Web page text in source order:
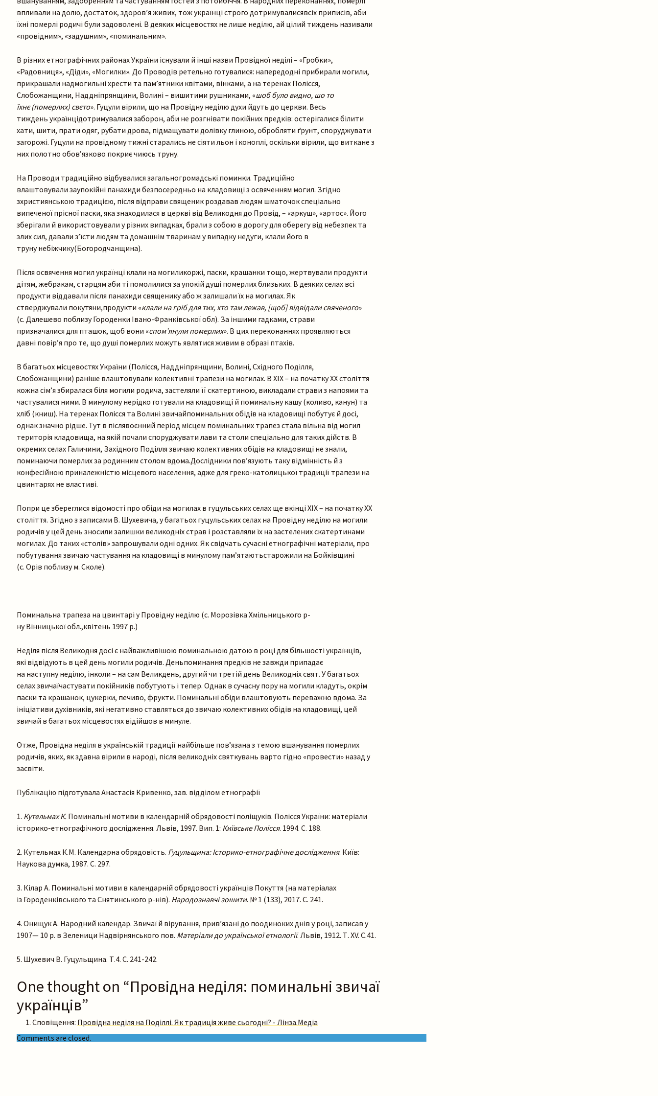
впливали на долю, достаток, здоров’я живих, тож українці строго дотримувалисявсіх приписів, аби
їхні померлі родичі були задоволені. В деяких місцевостях не лише неділю, ай цілий тиждень називали
«провідним», «задушним», «поминальним».
В різних етнографічних районах України існували й інші назви Провідної неділі – «Гробки»,
«Радовниця», «Діди», «Могилки». До Проводів ретельно готувалися: напередодні прибирали могили,
прикрашали надмогильні хрести та пам’ятники квітами, вінками, а на теренах Полісся,
Слобожанщини, Наддніпрянщини, Волині – вишитими рушниками, «шоббуло видно, шо то
їхнє(померлих) свєто». Гуцули вірили, що на Провідну неділю духи йдуть до церкви. Весь
тиждень українцідотримувалися заборон, аби не розгнівати покійних предків: остерігалися білити
хати, шити, прати одяг, рубати дрова, підмащувати долівку глиною, обробляти ґрунт, споруджувати
загорожі. Гуцули на провідному тижні старались не сіяти льон і коноплі, оскільки вірили, що виткане з
них полотно обов’язково покриє чиюсь труну.
На Проводи традиційно відбувалися загальногромадські поминки. Традиційно
влаштовували заупокійні панахиди безпосередньо на кладовищі з освяченням могил. Згідно
зхристиянською традицією, після відправи священик роздавав людям шматочок спеціально
випеченої прісної паски, яка знаходилася в церкві від Великодня до Провід, – «аркуш», «артос». Його
зберігали й використовували у різних випадках, брали з собою в дорогу для оберегу від небезпек та
злих сил, давали з’їсти людям та домашнім тваринам у випадку недуги, клали його в
труну небіжчику(Богородчанщина).
Після освячення могил українці клали на могиликоржі, паски, крашанки тощо, жертвували продукти
дітям, жебракам, старцям аби ті помолилися за упокій душі померлих близьких. В деяких селах всі
продукти віддавали після панахиди священику або ж залишали їх на могилах. Як
стверджували покутяни,продукти «клали на гріб для тих, хто там лежав, [щоб] відвідали свяченого»
(с. Далешево поблизу Городенки Івано-Франківської обл). За іншими гадками, страви
призначалися для пташок, щоб вони «спом’янулипомерлих». В цих переконаннях проявляються
давні повір’я про те, що душі померлих можуть являтися живим в образі птахів.
В багатьох місцевостях України (Полісся, Наддніпрянщини, Волині, Східного Поділля,
Слобожанщини) раніше влаштовували колективні трапези на могилах. В ХІХ – на початку ХХ століття
кожна сім’я збиралася біля могили родича, застеляли її скатертиною, викладали страви з напоями та
частувалися ними. В минулому нерідко готували на кладовищі й поминальну кашу (коливо, канун) та
хліб (книш). На теренах Полісся та Волині звичайпоминальних обідів на кладовищі побутує й досі,
однак значно рідше. Тут в післявоєнний період місцем поминальних трапез стала вільна від могил
територія кладовища, на якій почали споруджувати лави та столи спеціально для таких дійств. В
окремих селах Галичини, Західного Поділля звичаю колективних обідів на кладовищі не знали,
поминаючи померлих за родинним столом вдома.Дослідники пов’язують таку відмінність й з
конфесійною приналежністю місцевого населення, адже для греко-католицької традиції трапези на
цвинтарях не властиві.
Попри це збереглися відомості про обіди на могилах в гуцульських селах ще вкінці ХІХ – на початку ХХ
століття. Згідно з записами В. Шухевича, у багатьох гуцульських селах на Провідну неділю на могили
родичів у цей день зносили залишки великодніх страв і розставляли їх на застелених скатертинами
могилах. До таких «столів» запрошували одні одних. Як свідчать сучасні етнографічні матеріали, про
побутування звичаю частування на кладовищі в минулому пам’ятаютьстарожили на Бойківщині
(с. Орів поблизу м. Сколе).
Поминальна трапеза на цвинтарі у Провідну неділю (с. Морозівка Хмільницького р-
ну Вінницької обл.,квітень 1997 р.)
Неділя після Великодня досі є найважливішою поминальною датою в році для більшості українців,
які відвідують в цей день могили родичів. Деньпоминання предків не завжди припадає
на наступну неділю, інколи – на сам Великдень, другий чи третій день Великодніх свят. У багатьох
селах звичаїчастувати покійників побутують і тепер. Однак в сучасну пору на могили кладуть, окрім
паски та крашанок, цукерки, печиво, фрукти. Поминальні обіди влаштовують переважно вдома. За
ініціативи духівників, які негативно ставляться до звичаю колективних обідів на кладовищі, цей
звичай в багатьох місцевостях відійшов в минуле.
Отже, Провідна неділя в українській традиції найбільше пов’язана з темою вшанування померлих
родичів, яких, як здавна вірили в народі, після великодніх святкувань варто гідно «провести» назад у
засвіти.
Публікацію підготувала Анастасія Кривенко, зав. відділом етнографії
1. Кутельмах К. Поминальні мотиви в календарній обрядовості поліщуків. Полісся України: матеріали
історико-етнографічного дослідження. Львів, 1997. Вип. 1: Київське Полісся. 1994. С. 188.
2. Кутельмах К.М. Календарна обрядовість. Гуцульщина: Історико-етнографічне дослідження. Київ:
Наукова думка, 1987. С. 297.
3. Кілар А. Поминальні мотиви в календарній обрядовості українців Покуття (на матеріалах
із Городенківського та Снятинського р-нів). Народознавчі зошити. № 1 (133), 2017. С. 241.
4. Онищук А. Народний календар. Звичаї й вірування, прив’язані до поодиноких днів у році, записав у
1907— 10 р. в Зеленици Надвірнянського пов. Матеріали до української етнології. Львів, 1912. Т. ХV. С.41.
5. Шухевич В. Гуцульщина. Т.4. С. 241-242.
One thought on “Провідна неділя: поминальні звичаї
українців”
Сповіщення: Провідна неділя на Поділлі. Як традиція живе сьогодні? - Лінза.Медіа
Comments are closed.